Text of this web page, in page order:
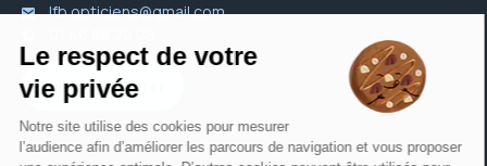
lfb.opticiens@gmail.com
Nous contacter